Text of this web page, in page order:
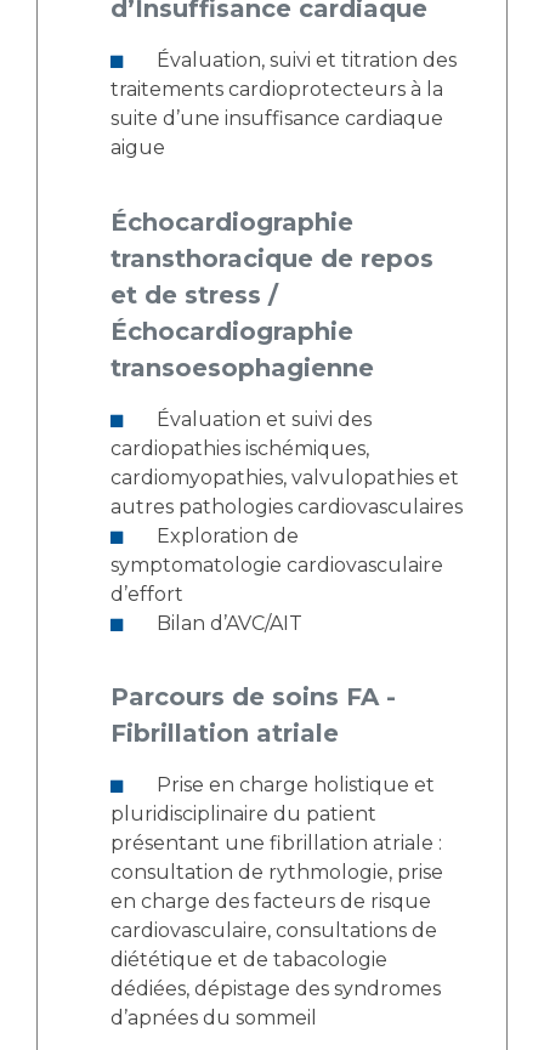
d’Insuffisance cardiaque
traitements cardioprotecteurs à la
suite d’une insuffisance cardiaque
aigue
Échocardiographie
transthoracique de repos
et de stress /
Échocardiographie
transoesophagienne
cardiopathies ischémiques,
cardiomyopathies, valvulopathies et
autres pathologies cardiovasculaires
symptomatologie cardiovasculaire
d’effort
Bilan d’AVC/AIT
Parcours de soins FA -
Fibrillation atriale
pluridisciplinaire du patient
présentant une fibrillation atriale :
consultation de rythmologie, prise
en charge des facteurs de risque
cardiovasculaire, consultations de
diététique et de tabacologie
dédiées, dépistage des syndromes
d’apnées du sommeil